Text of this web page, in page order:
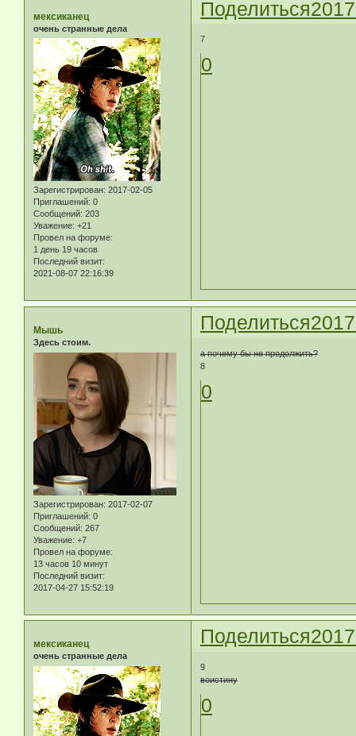
Поделиться
мексиканец
очень странные дела
Зарегистрирован: 2017-02-05
Приглашений: 0
Сообщений: 203
Уважение: +21
Провел на форуме:
1 день 19 часов
Последний визит:
2021-08-07 22:16:39
7
0
Поделиться
Мышь
Здесь стоим.
Зарегистрирован: 2017-02-07
Приглашений: 0
Сообщений: 267
Уважение: +7
Провел на форуме:
13 часов 10 минут
Последний визит:
2017-04-27 15:52:19
а почему бы не продолжить?
8
0
Поделиться
мексиканец
очень странные дела
9
воистину
0